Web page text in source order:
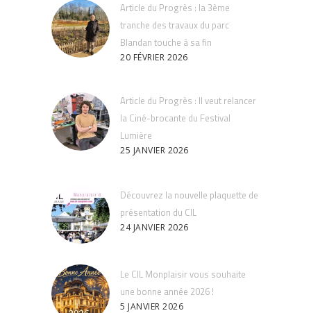
Article du Progrès : la 3ème
tranche des travaux du parc
Blandan touche à sa fin
20 FÉVRIER 2026
Article du Progrès : Il veut relancer
la Ciné-brocante du Festival
Lumière
25 JANVIER 2026
Découvrez la nouvelle plaquette de
présentation du CIL
24 JANVIER 2026
Le CIL Monplaisir vous souhaite
une bonne année 2026 !
5 JANVIER 2026